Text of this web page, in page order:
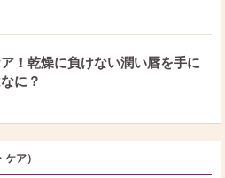
！乾燥に負けない潤い唇を手に
に？
ケア）